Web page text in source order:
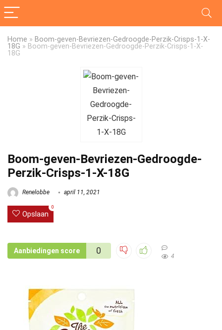
Home » Boom-geven-Bevriezen-Gedroogde-Perzik-Crisps-1-X-
18G » Boom-geven-Bevriezen-Gedroogde-Perzik-Crisps-1-X-
18G
Boom-geven-Bevriezen-Gedroogde-
Perzik-Crisps-1-X-18G
Renelobbe april 11, 2021
Opslaan
0
Aanbiedingen score 0
4